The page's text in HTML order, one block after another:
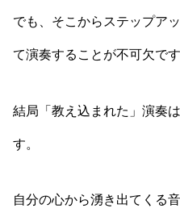
でも、そこからステップア
て演奏することが不可欠です
結局「教え込まれた」演奏
す。
自分の心から湧き出てくる